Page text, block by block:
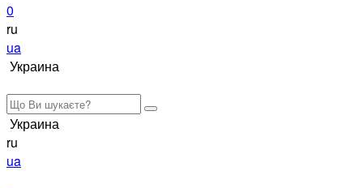
0
ru
ua
Украина
Украина
ru
ua